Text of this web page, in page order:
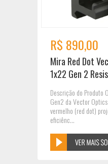
R$ 890,00
Mira Red Dot
1x22 Gen 2
Descrição do Produto
Gen2 da Vector
vermelho (red dot)
eficiênc...